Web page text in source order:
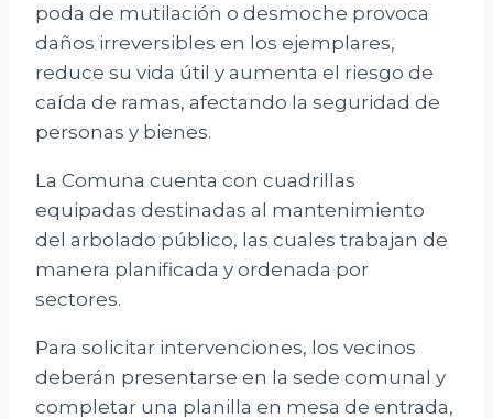
poda de mutilación o desmoche provoca
daños irreversibles en los ejemplares,
reduce su vida útil y aumenta el riesgo de
caída de ramas, afectando la seguridad de
personas y bienes.
La Comuna cuenta con cuadrillas
equipadas destinadas al mantenimiento
del arbolado público, las cuales trabajan de
manera planificada y ordenada por
sectores.
Para solicitar intervenciones, los vecinos
deberán presentarse en la sede comunal y
completar una planilla en mesa de entrada,